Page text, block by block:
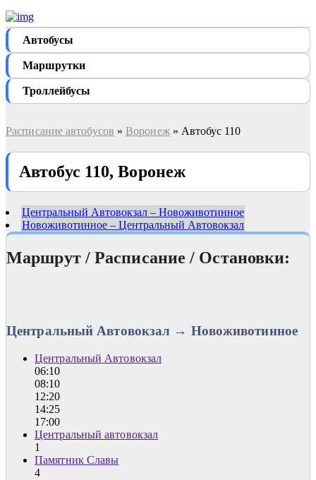
Автобуcы
Маршрутки
Троллейбусы
Расписание автобусов » Воронеж» Автобус 110
Автобус 110, Воронеж
Центральный Автовокзал – Новоживотинное
Новоживотинное – Центральный Автовокзал
Маршрут / Расписание / Остановки:
Центральный Автовокзал → Новоживотинное
Центральный Автовокзал
06:10
08:10
12:20
14:25
17:00
Центральный автовокзал
1
Памятник Славы
4